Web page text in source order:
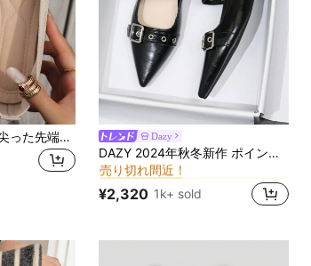
女性用ファッション尖った先端ニットフラットシューズ、無地カジュアルスリップオン 多用途ローファー Dazy
DAZY 2024年秋冬新作 ポインテッドトゥフラットシューズ、スリッポンワークローファー、カジュアル ソフトボトム ビンテージ レザー オックスフォードシューズ、EU サイズ 41-43 ラージサイズ
#1 ベストセラー
売り切れ間近！
#1 ベストセラー
売り切れ間近！
#1 ベストセラー
売り切れ間近！
#1 ベストセラー パンク レディースフラットシューズ
¥2,320 1k+ sold